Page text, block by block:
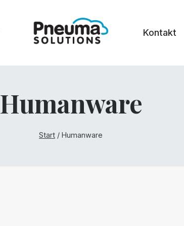
Kontakt
Humanware
Start / Humanware